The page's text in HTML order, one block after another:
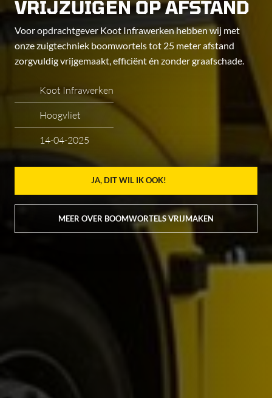
VRIJZUIGEN OP AFSTAND
Voor opdrachtgever Koot Infrawerken hebben wij met
onze zuigtechniek boomwortels tot 25 meter afstand
zorgvuldig vrijgemaakt, efficiënt én zonder graafschade.
Koot Infrawerken
Hoogvliet
14-04-2025
JA, DIT WIL IK OOK!
MEER OVER BOOMWORTELS VRIJMAKEN